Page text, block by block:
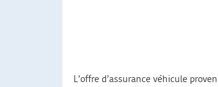
L’offre d’assurance véhicule